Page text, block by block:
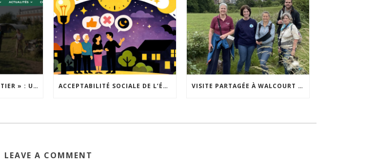
« INSPIRONS LE QUARTIER » : UN NOUVEL APPEL À PROJETS EST LANCÉ ! ACCEPTABILITÉ SOCIALE DE L’ÉCLAIRAGE NOCTURNE : LE REPLAY EST DISPONIBLE VISITE PARTAGÉE À WALCOURT : UNE DÉMARCHE PARTICIPATIVE ANIMÉE PAR ESPACE ENVIRONNEMENT
LEAVE A COMMENT